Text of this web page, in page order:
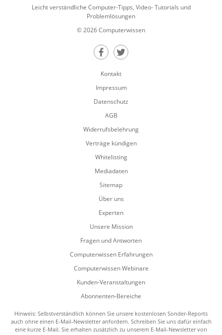
Leicht verständliche Computer-Tipps, Video- Tutorials und
Problemlösungen
© 2026 Computerwissen
Teilen auf Facebook
Teilen auf Twitter
Kontakt
Impressum
Datenschutz
AGB
Widerrufsbelehrung
Verträge kündigen
Whitelisting
Mediadaten
Sitemap
Über uns
Experten
Unsere Mission
Fragen und Antworten
Computerwissen Erfahrungen
Computerwissen Webinare
Kunden-Veranstaltungen
Abonnenten-Bereiche
Hinweis: Selbstverständlich können Sie unsere kostenlosen Sonder-Reports
auch ohne einen E-Mail-Newsletter anfordern. Schreiben Sie uns dafür einfach
eine kurze E-Mail. Sie erhalten zusätzlich zu unserem E-Mail-Newsletter von